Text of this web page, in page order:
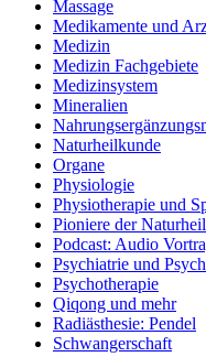
Massage
Medikamente und
Medizin
Medizin Fachgebiete
Medizinsystem
Mineralien
Naturheilkunde
Organe
Physiologie
Physiotherapie und
Pioniere der
Podcast: Audio
Psychiatrie und
Psychotherapie
Qiqong und mehr
Radiästhesie: Pendel
Schwangerschaft